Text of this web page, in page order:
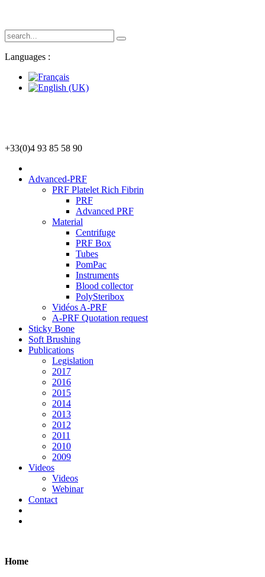
Languages :
+33(0)4 93 85 58 90
Advanced-PRF
PRF Platelet Rich Fibrin
PRF
Advanced PRF
Material
Centrifuge
PRF Box
Tubes
PomPac
Instruments
Blood collector
PolySteribox
Vidéos A-PRF
A-PRF Quotation request
Sticky Bone
Soft Brushing
Publications
Legislation
2017
2016
2015
2014
2013
2012
2011
2010
2009
Videos
Videos
Webinar
Contact
Home